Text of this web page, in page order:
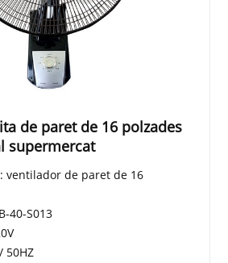
de paret de 16 polzades
supermercat
ventilador de paret de 16
40-S013
50HZ